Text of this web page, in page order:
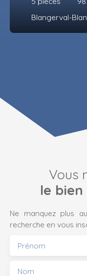
Blangerval-
Vous
le bien
Ne manquez plus
recherche en vous
Prénom
Nom